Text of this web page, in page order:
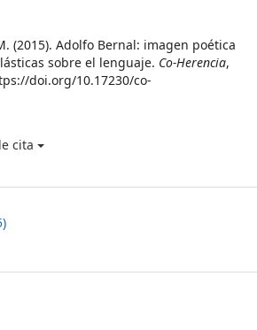
(2015). Adolfo Bernal: imagen poética
sobre el lenguaje. Co-Herencia,
doi.org/10.17230/co-
cita